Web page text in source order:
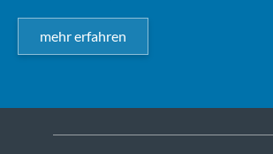
mehr erfahren